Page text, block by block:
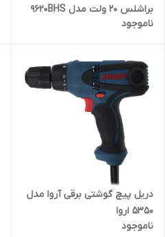
براشلس 20 ولت مدل 9620BHS
توسن
ناموجود
دریل پیچ گوشتی برقی آروا مدل
5350 اروا
ناموجود